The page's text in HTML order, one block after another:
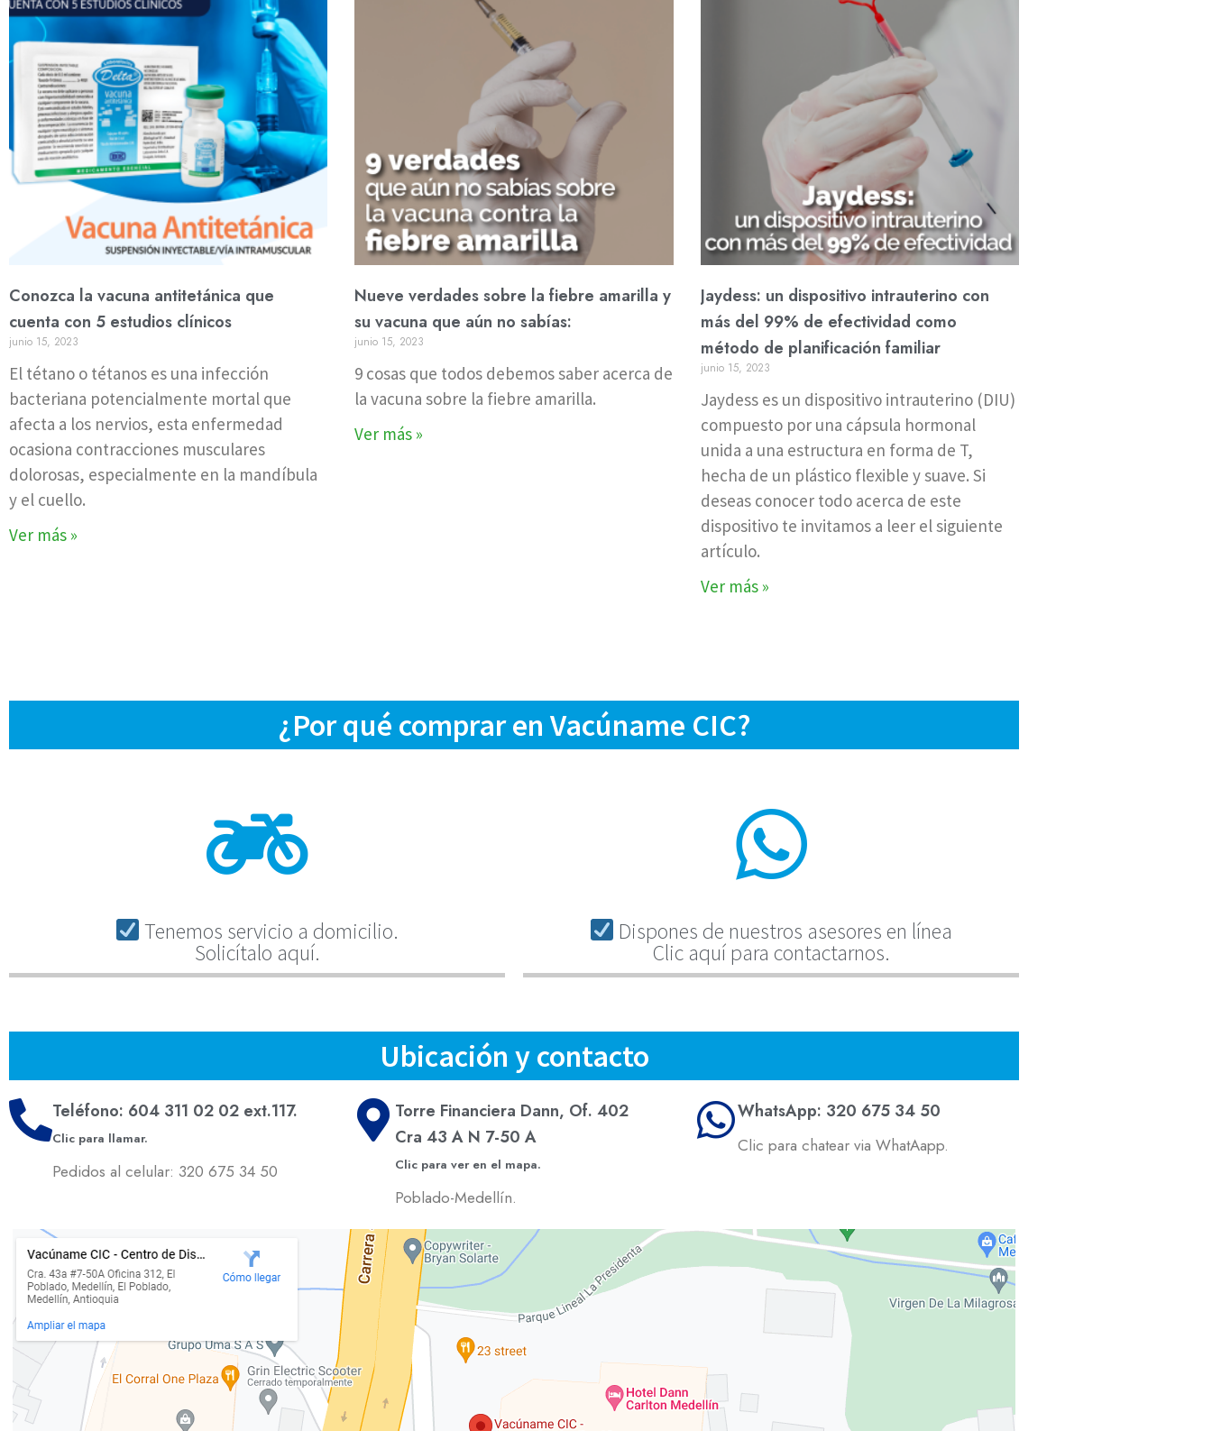
Conozca la vacuna antitetánica que
cuenta con 5 estudios clínicos
junio 15, 2023
El tétano o tétanos es una infección
bacteriana potencialmente mortal que
afecta a los nervios, esta enfermedad
ocasiona contracciones musculares
dolorosas, especialmente en la mandíbula
y el cuello.
Ver más »
Nueve verdades sobre la fiebre amarilla y
su vacuna que aún no sabías:
junio 15, 2023
9 cosas que todos debemos saber acerca de
la vacuna sobre la fiebre amarilla.
Ver más »
Jaydess: un dispositivo intrauterino con
más del 99% de efectividad como
método de planificación familiar
junio 15, 2023
Jaydess es un dispositivo intrauterino (DIU)
compuesto por una cápsula hormonal
unida a una estructura en forma de T,
hecha de un plástico flexible y suave. Si
deseas conocer todo acerca de este
dispositivo te invitamos a leer el siguiente
artículo.
Ver más »
¿Por qué comprar en Vacúname CIC?
Tenemos servicio a domicilio.
Solicítalo aquí.
Dispones de nuestros asesores en línea
Clic aquí para contactarnos.
Ubicación y contacto
Teléfono: 604 311 02 02 ext.117.
Clic para llamar.
Pedidos al celular: 320 675 34 50
Torre Financiera Dann, Of. 402
Cra 43 A N 7-50 A
Clic para ver en el mapa.
Poblado-Medellín.
WhatsApp: 320 675 34 50
Clic para chatear via WhatAapp.